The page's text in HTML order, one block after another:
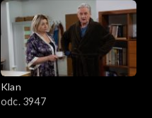
Klan
odc. 3947